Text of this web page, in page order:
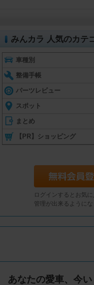
みんカラ 人気のカテ
車種別
整備手帳
パーツレビュー
スポット
まとめ
【PR】ショッピング
ログインするとお気
管理が出来るように
あなたの愛車、今い